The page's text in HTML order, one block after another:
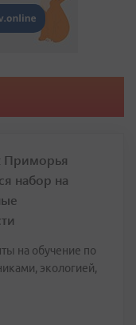
Приморья
набор на
на обучение по
экологией,